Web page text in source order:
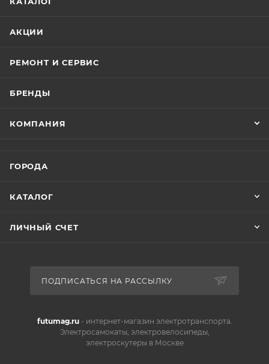
АКЦИИ
РЕМОНТ И СЕРВИС
БРЕНДЫ
КОМПАНИЯ
ГОРОДА
КАТАЛОГ
ЛИЧНЫЙ СЧЕТ
ПОДПИСАТЬСЯ НА РАССЫЛКУ
futumag.ru- интернет-магазин электротранспорта.
Электросамокаты, электровелосипеды,
электроскутеры в Москве